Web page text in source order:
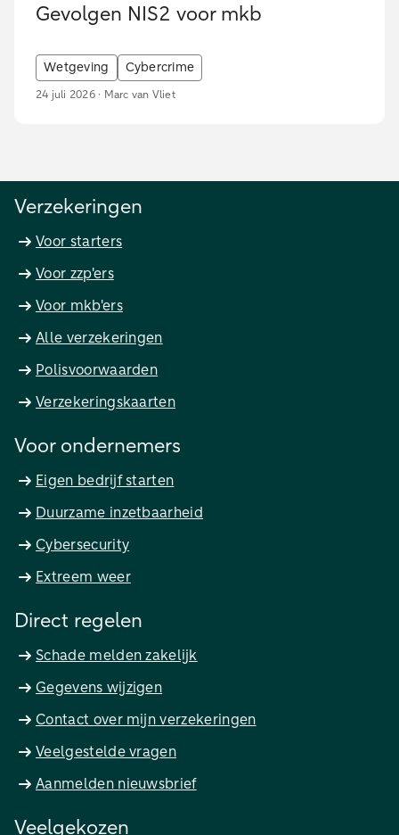
Gevolgen NIS2 voor mkb
Wetgeving Cybercrime
24 juli 2026 · Marc van Vliet
Verzekeringen
Voor starters
Voor zzp'ers
Voor mkb'ers
Alle verzekeringen
Polisvoorwaarden
Verzekeringskaarten
Voor ondernemers
Eigen bedrijf starten
Duurzame inzetbaarheid
Cybersecurity
Extreem weer
Direct regelen
Schade melden zakelijk
Gegevens wijzigen
Contact over mijn verzekeringen
Veelgestelde vragen
Aanmelden nieuwsbrief
Veelgekozen